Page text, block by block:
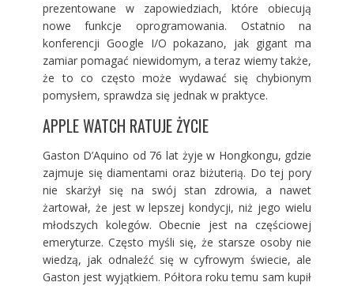
prezentowane w zapowiedziach, które obiecują
nowe funkcje oprogramowania. Ostatnio na
konferencji Google I/O pokazano, jak gigant ma
zamiar pomagać niewidomym, a teraz wiemy także,
że to co często może wydawać się chybionym
pomysłem, sprawdza się jednak w praktyce.
APPLE WATCH RATUJE ŻYCIE
Gaston D’Aquino od 76 lat żyje w Hongkongu, gdzie
zajmuje się diamentami oraz biżuterią. Do tej pory
nie skarżył się na swój stan zdrowia, a nawet
żartował, że jest w lepszej kondycji, niż jego wielu
młodszych kolegów. Obecnie jest na częściowej
emeryturze. Często myśli się, że starsze osoby nie
wiedzą, jak odnaleźć się w cyfrowym świecie, ale
Gaston jest wyjątkiem. Półtora roku temu sam kupił